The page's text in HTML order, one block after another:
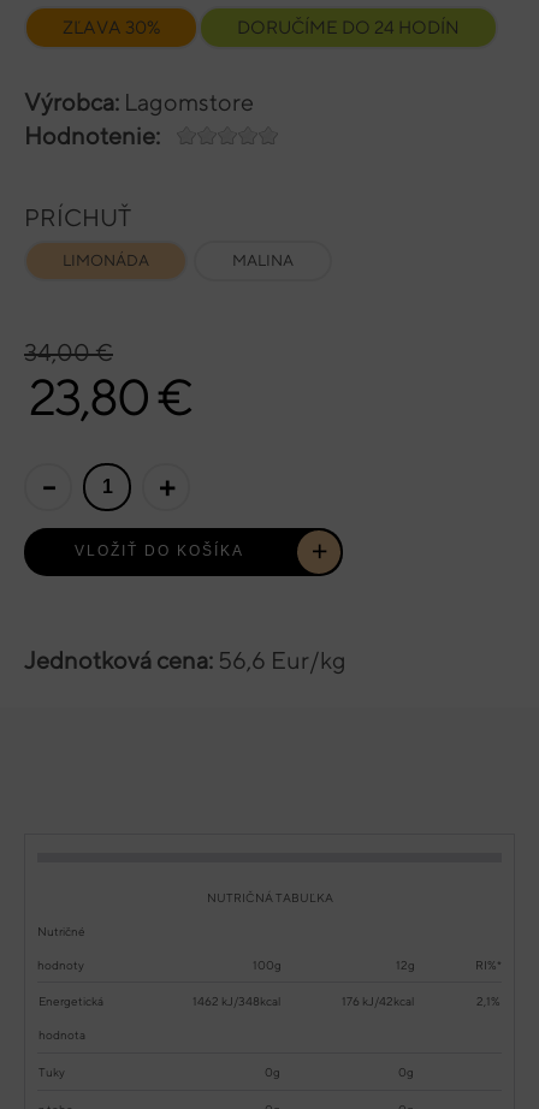
ZĽAVA 30% DORUČÍME DO 24 HODÍN
Výrobca: Lagomstore
Hodnotenie:
PRÍCHUŤ
LIMONÁDA MALINA
34,00 €
23,80 €
- +
Jednotková cena: 56,6 Eur/kg
NUTRIČNÁ TABUĽKA
Nutričné
hodnoty 100g 12g RI%*
Energetická
hodnota
1462 kJ/348kcal 176 kJ/42kcal 2,1%
Tuky 0g 0g